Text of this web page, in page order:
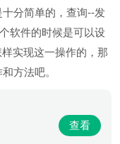
分简单的，查询--发
软件的时候是可以设
实现这一操作的，那
方法吧。
查看